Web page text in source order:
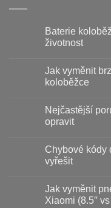
Baterie
životnost
textu
s
koloběžky
kdy
jak
prodloužit
životnost
Jak vyměnit
koloběžce
u
textu
s
vyměnit
brzdové
destičky
na
koloběžce
Nejčastější
opravit
u
textu
s
poruchy
koloběžek
Kugoo
Chybové kódy
vyřešit
textu
s
Jak vyměnit
Xiaomi (8.5″